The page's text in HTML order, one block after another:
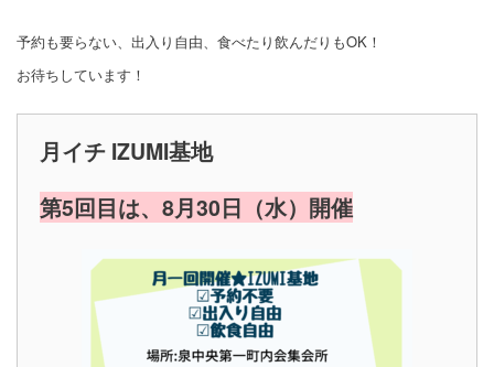
予約も要らない、出入り自由、食べたり飲んだりもOK！
お待ちしています！
月イチ IZUMI基地
第5回目は、8月30日（水）開催